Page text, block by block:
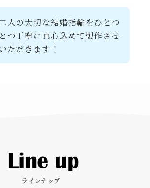
人の大切な結婚指輪をひとつ
つ丁寧に真心込めて製作させ
ただきます！
ラインナップ